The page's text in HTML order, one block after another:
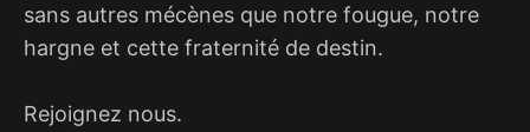
sans autres mécènes que notre fougue, notre
hargne et cette fraternité de destin.
Rejoignez nous.